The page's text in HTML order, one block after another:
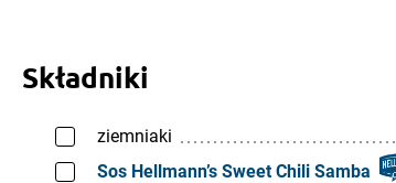
Składniki
ziemniaki
Sos Hellmann’s Sweet Chili Samba